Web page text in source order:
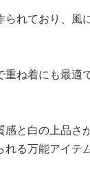
られており、風
重ね着にも最適
感と白の上品さ
る万能アイテ